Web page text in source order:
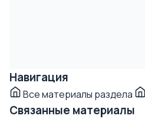
Навигация
Все материалы раздела
Связанные материалы